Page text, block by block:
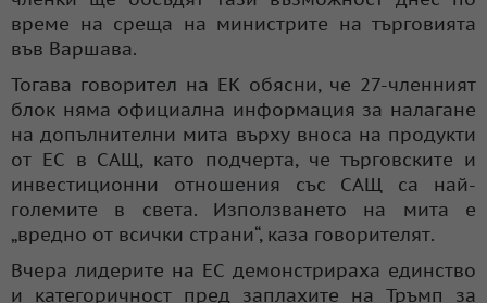
време на среща на министрите на търговията
във Варшава.
Тогава говорител на ЕК обясни, че 27-членният
блок няма официална информация за налагане
на допълнителни мита върху вноса на продукти
от ЕС в САЩ, като подчерта, че търговските и
инвестиционни отношения със САЩ са най-
големите в света. Използването на мита е
„вредно от всички страни“, каза говорителят.
Вчера лидерите на ЕС демонстрираха единство
и категоричност пред заплахите на Тръмп за